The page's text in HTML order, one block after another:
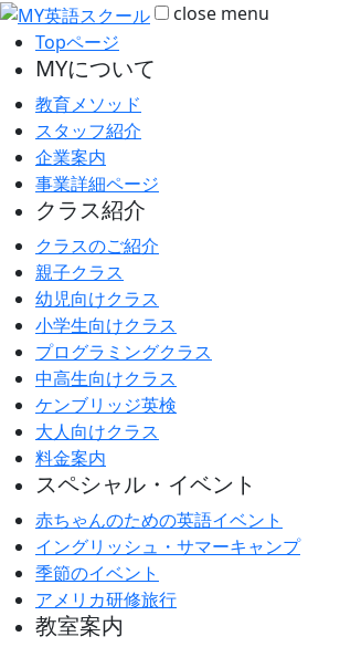
close menu
Topページ
MYについて
教育メソッド
スタッフ紹介
企業案内
事業詳細ページ
クラス紹介
クラスのご紹介
親子クラス
幼児向けクラス
小学生向けクラス
プログラミングクラス
中高生向けクラス
ケンブリッジ英検
大人向けクラス
料金案内
スペシャル・イベント
赤ちゃんのための英語イベント
イングリッシュ・サマーキャンプ
季節のイベント
アメリカ研修旅行
教室案内